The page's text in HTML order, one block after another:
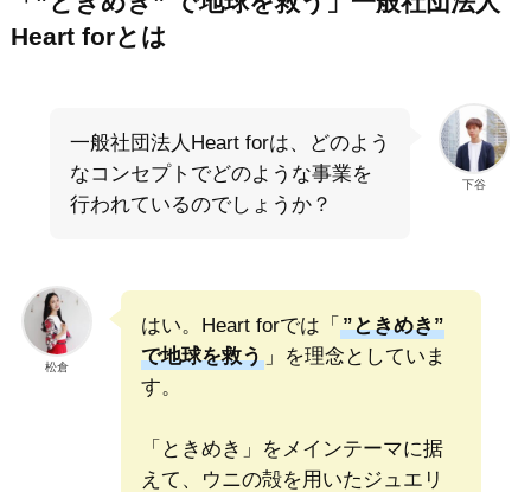
Heart forとは
下谷
一般社団法人Heart forは、どのよう
なコンセプトでどのような事業を
行われているのでしょうか？
松倉
はい。Heart forでは「 ”ときめき”
で地球を救う」を理念としていま
す。
「ときめき」をメインテーマに据
えて、ウニの殻を用いたジュエリ